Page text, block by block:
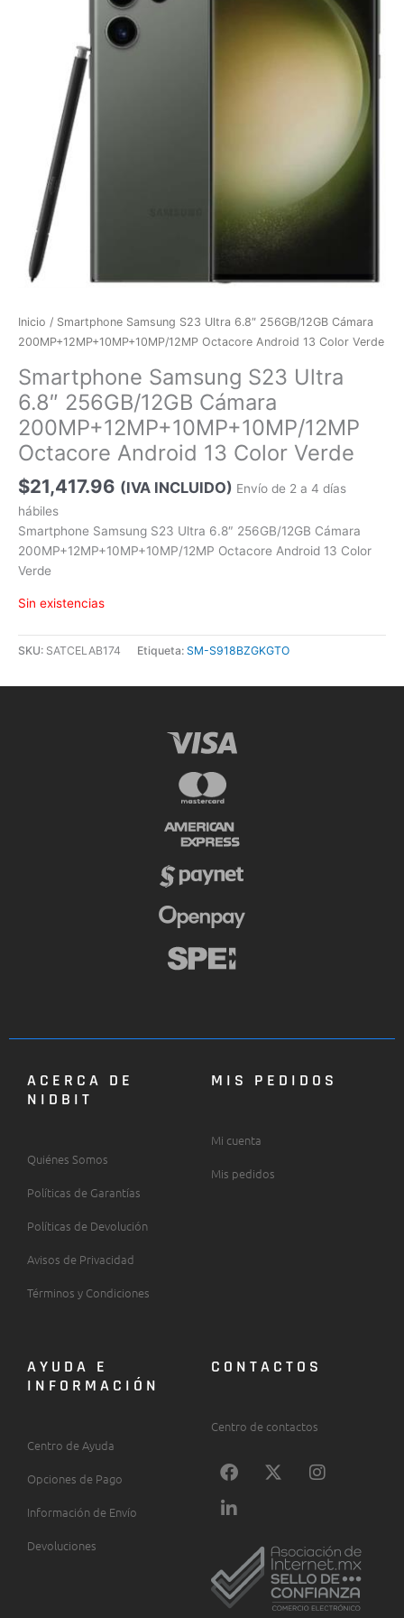
Inicio / Smartphone Samsung S23 Ultra 6.8″ 256GB/12GB Cámara
200MP+12MP+10MP+10MP/12MP Octacore Android 13 Color Verde
Smartphone Samsung S23 Ultra
6.8″ 256GB/12GB Cámara
200MP+12MP+10MP+10MP/12MP
Octacore Android 13 Color Verde
$21,417.96 (IVA INCLUIDO) Envío de 2 a 4 días
hábiles
Smartphone Samsung S23 Ultra 6.8″ 256GB/12GB Cámara
200MP+12MP+10MP+10MP/12MP Octacore Android 13 Color
Verde
Sin existencias
SKU: SATCELAB174 Etiqueta: SM-S918BZGKGTO
ACERCA DE
NIDBIT
Quiénes Somos
Políticas de Garantías
Políticas de Devolución
Avisos de Privacidad
Términos y Condiciones
MIS PEDIDOS
Mi cuenta
Mis pedidos
AYUDA E
INFORMACIÓN
Centro de Ayuda
Opciones de Pago
Información de Envío
Devoluciones
CONTACTOS
Centro de contactos
F
a
e
o
k
X
-
t
t
e
r
I
n
g
r
a
m
L
i
k
i
n
-